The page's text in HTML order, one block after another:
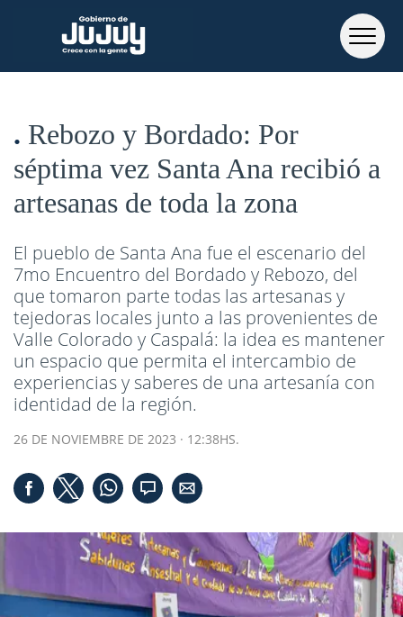
Rebozo y Bordado: Por
séptima vez Santa Ana recibió a
artesanas de toda la zona
El pueblo de Santa Ana fue el escenario del
7mo Encuentro del Bordado y Rebozo, del
que tomaron parte todas las artesanas y
tejedoras locales junto a las provenientes de
Valle Colorado y Caspalá: la idea es mantener
un espacio que permita el intercambio de
experiencias y saberes de una artesanía con
identidad de la región.
26 DE NOVIEMBRE DE 2023 · 12:38HS.